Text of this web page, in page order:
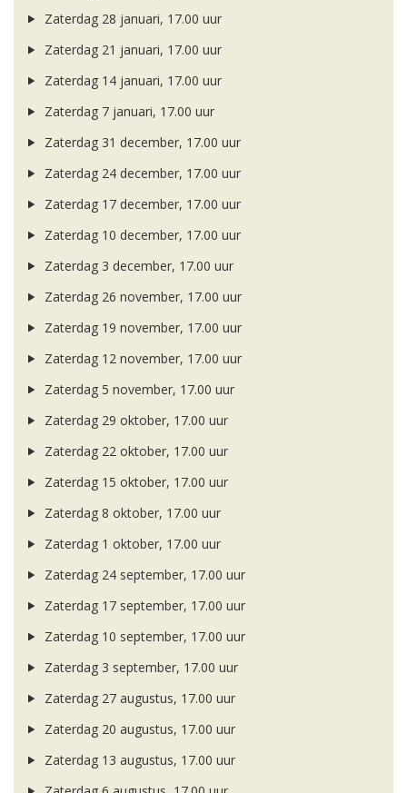
Zaterdag 28 januari, 17.00 uur
Zaterdag 21 januari, 17.00 uur
Zaterdag 14 januari, 17.00 uur
Zaterdag 7 januari, 17.00 uur
Zaterdag 31 december, 17.00 uur
Zaterdag 24 december, 17.00 uur
Zaterdag 17 december, 17.00 uur
Zaterdag 10 december, 17.00 uur
Zaterdag 3 december, 17.00 uur
Zaterdag 26 november, 17.00 uur
Zaterdag 19 november, 17.00 uur
Zaterdag 12 november, 17.00 uur
Zaterdag 5 november, 17.00 uur
Zaterdag 29 oktober, 17.00 uur
Zaterdag 22 oktober, 17.00 uur
Zaterdag 15 oktober, 17.00 uur
Zaterdag 8 oktober, 17.00 uur
Zaterdag 1 oktober, 17.00 uur
Zaterdag 24 september, 17.00 uur
Zaterdag 17 september, 17.00 uur
Zaterdag 10 september, 17.00 uur
Zaterdag 3 september, 17.00 uur
Zaterdag 27 augustus, 17.00 uur
Zaterdag 20 augustus, 17.00 uur
Zaterdag 13 augustus, 17.00 uur